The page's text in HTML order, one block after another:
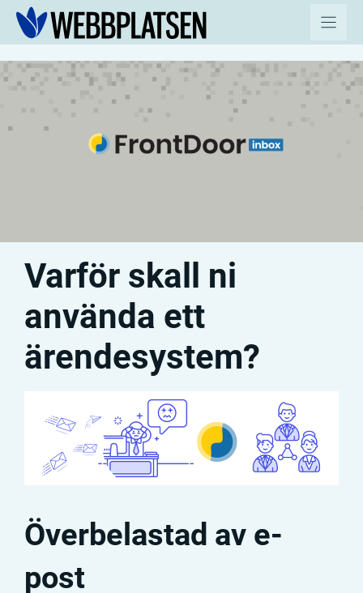
Hoppa
innehåll
Varför skall ni
använda ett
ärendesystem?
Överbelastad av e-
post